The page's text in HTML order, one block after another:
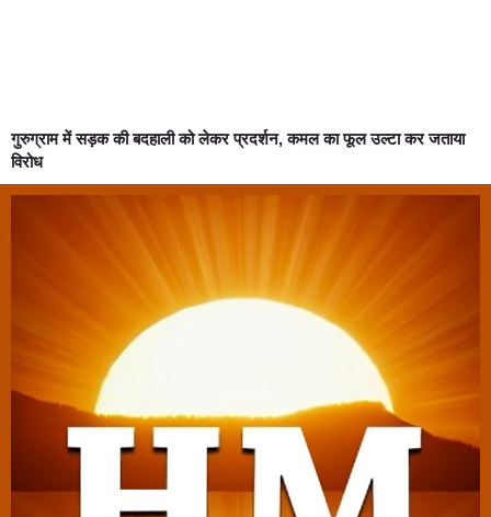
गुरुग्राम में सड़क की बदहाली को लेकर प्रदर्शन, कमल का फूल उल्टा कर जताया
विरोध